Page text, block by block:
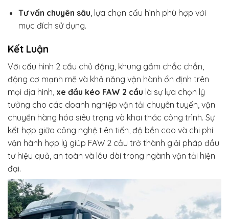
Tư vấn chuyên sâu, lựa chọn cấu hình phù hợp với
mục đích sử dụng.
Kết Luận
Với cấu hình 2 cầu chủ động, khung gầm chắc chắn,
động cơ mạnh mẽ và khả năng vận hành ổn định trên
mọi địa hình, xe đầu kéo FAW 2 cầu là sự lựa chọn lý
tưởng cho các doanh nghiệp vận tải chuyên tuyến, vận
chuyển hàng hóa siêu trọng và khai thác công trình. Sự
kết hợp giữa công nghệ tiên tiến, độ bền cao và chi phí
vận hành hợp lý giúp FAW 2 cầu trở thành giải pháp đầu
tư hiệu quả, an toàn và lâu dài trong ngành vận tải hiện
đại.